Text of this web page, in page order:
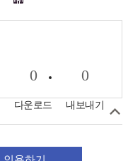
0
다운로드
0
내보내기